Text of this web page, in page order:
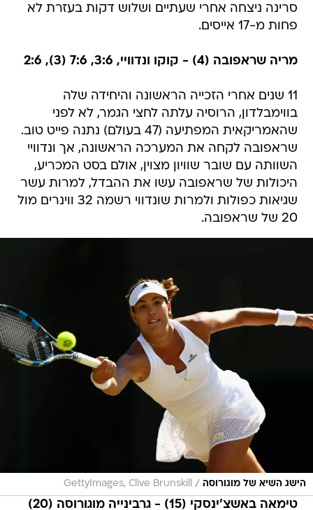
סרינה ניצחה אחרי שעתיים ושלוש דקות בעזרת לא
פחות מ-17 אייסים.
מריה שראפובה (4) - קוקו ונדוויי, 3:6, 7:6 (3), 2:6
11 שנים אחרי הזכייה הראשונה והיחידה שלה
בווימבלדון, הרוסיה עלתה לחצי הגמר, לא לפני
שהאמריקאית המפתיעה (47 בעולם) נתנה פייט טוב.
שראפובה לקחה את המערכה הראשונה, אך ונדוויי
השוותה עם שובר שוויון מצוין, אולם בסט המכריע,
היכולות של שראפובה עשו את ההבדל, למרות עשר
שגיאות כפולות ולמרות שונדווי רשמה 32 ווינרים מול
20 של שראפובה.
הישג השיא של מוגורוסה /
GettyImages, Clive Brunskill
טימאה באשצ'ינסקי (15) - גרבינייה מוגורוסה (20)